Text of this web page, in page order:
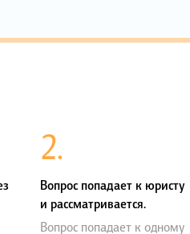
2.
Вопрос попадает к юристу
и рассматривается.
Вопрос попадает к одному